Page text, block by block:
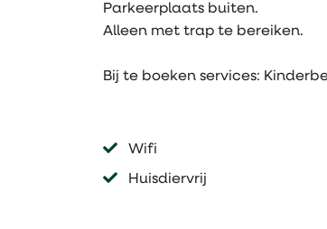
Parkeerplaats buiten.
Alleen met trap te bereiken.
Bij te boeken services:
Wifi
Huisdiervrij